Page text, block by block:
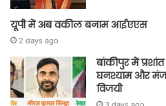
यूपी में अब वकील बनाम आईएएस
2 days ago
बांकीपुर में
घनश्याम और
विजयी